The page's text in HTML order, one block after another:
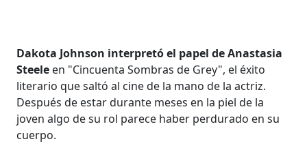
Dakota Johnson interpretó el papel de Anastasia
Steele en "Cincuenta Sombras de Grey", el éxito
literario que saltó al cine de la mano de la actriz.
Después de estar durante meses en la piel de la
joven algo de su rol parece haber perdurado en su
cuerpo.